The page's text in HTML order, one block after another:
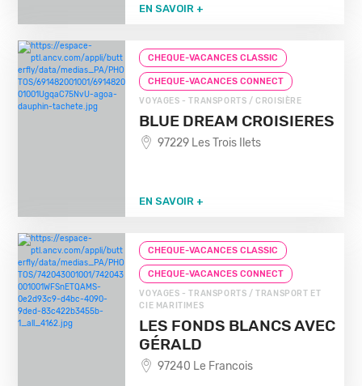
EN SAVOIR +
CHEQUE-VACANCES CLASSIC
CHEQUE-VACANCES CONNECT
VOYAGES - TRANSPORTS / CROISIÈRE
BLUE DREAM CROISIERES
97229 Les Trois Ilets
EN SAVOIR +
CHEQUE-VACANCES CLASSIC
CHEQUE-VACANCES CONNECT
VOYAGES - TRANSPORTS / TRANSPORT ET
CIE MARITIMES
LES FONDS BLANCS AVEC
GÉRALD
97240 Le Francois